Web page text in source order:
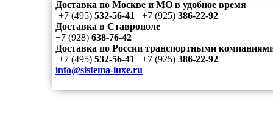
Доставка по Москве и МО в удобное время
+7 (495) 532-56-41 +7 (925) 386-22-92
Доставка в Ставрополе
+7 (928) 638-76-42
Доставка по России транспортными
+7 (495) 532-56-41 +7 (925) 386-22-92
info@sistema-luxe.ru